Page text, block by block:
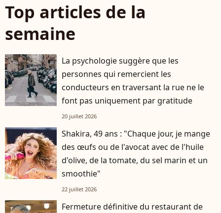
Top articles de la
semaine
La psychologie suggère que les
personnes qui remercient les
conducteurs en traversant la rue ne le
font pas uniquement par gratitude
20 juillet 2026
Shakira, 49 ans : "Chaque jour, je mange
des œufs ou de l'avocat avec de l'huile
d'olive, de la tomate, du sel marin et un
smoothie"
22 juillet 2026
Fermeture définitive du restaurant de